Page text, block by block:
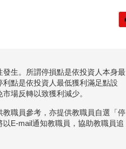
生。所謂停損點是依投資人本身最
點是依投資人最低獲利滿足點設
場反轉以致獲利減少。
職員參考，亦提供教職員自選「停
E-mail通知教職員，協助教職員追